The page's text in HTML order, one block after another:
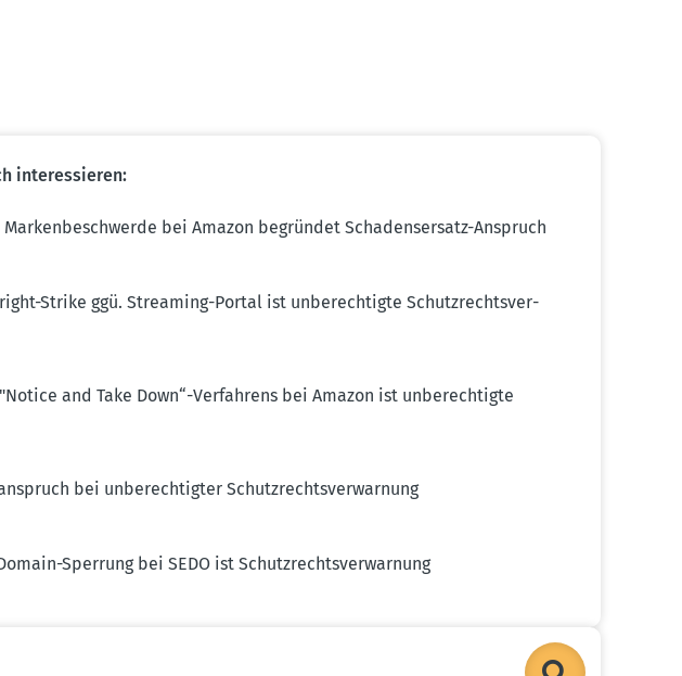
inter­es­sieren:
bei Amazon begründet Schadens­ersatz-Anspruch
Strike ggü. Streaming-Portal ist unberech­tigte Schutz­rechts­ver­
and Take Down“-Verfahrens bei Amazon ist unberech­tigte
bei unberech­tigter Schutz­rechts­ver­warnung
Sperrung bei SEDO ist Schutz­rechts­ver­warnung